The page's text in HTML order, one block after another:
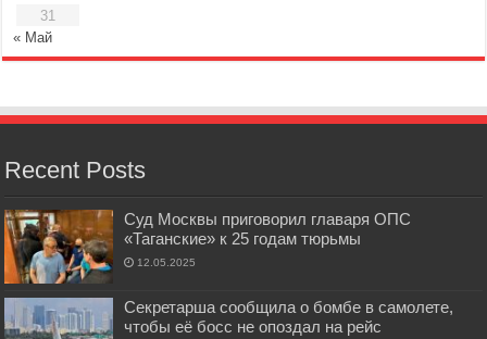
31
« Май
Recent Posts
Суд Москвы приговорил главаря ОПС
«Таганские» к 25 годам тюрьмы
12.05.2025
Секретарша сообщила о бомбе в самолете,
чтобы её босс не опоздал на рейс